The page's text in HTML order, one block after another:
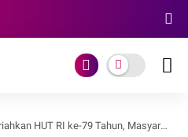
HUT RI ke-79 Tahun, Masyarakat Sumberjo Mengadakan Berbagai Hiburan